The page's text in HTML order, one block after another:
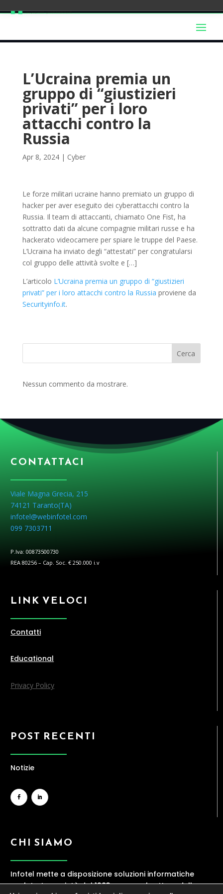
L’Ucraina premia un
gruppo di “giustizieri
privati” per i loro
attacchi contro la
Russia
Apr 8, 2024| Cyber
Le forze militari ucraine hanno premiato un gruppo di
hacker per aver eseguito dei cyberattacchi contro la
Russia. Il team di attaccanti, chiamato One Fist, ha
sottratto dati da alcune compagnie militari russe e ha
hackerato videocamere per spiare le truppe del Paese.
L’Ucraina ha inviato degli “attestati” per congratularsi
col gruppo delle attività svolte e […]
L’articolo L’Ucraina premia un gruppo di “giustizieri
privati” per i loro attacchi contro la Russia proviene da
Securityinfo.it.
Cerca
Nessun commento da mostrare.
CONTATTACI
Viale Magna Grecia, 215
74121 Taranto(TA)
infotel@webinfotel.com
099 7303711
P.Iva: 00873500730
REA 80256 – Cap. Soc. € 250.000 i.v
LINK VELOCI
Contatti
Educational
Privacy Policy
POST RECENTI
Notizie
CHI SIAMO
Infotel mette a disposizione soluzioni informatiche
evolute. La società dal 1983 opera nel settore della